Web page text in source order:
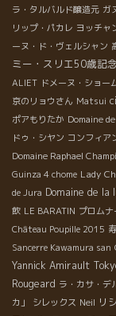
ラ・タルバルド醸造元 ガ
リップ・パカレ ヨッチャ
ーヌ・ド・ヴェルシャン
ミー・スリエ50歳記
ALIET ドメーヌ・ショー
京のリョウさん Matsui
ポアもりたか Domaine
ドゥ・シヤン コンフィア
Domaine Raphael
Guinza 4 chome Lady
de Jura Domaine de la
飲 LE BARATIN プロム
Château Poupille 2015
Sancerre Kawamura san
Yannick Amirault
Rougeard ラ・カサ・デ
カ」
シレックス Neil リ